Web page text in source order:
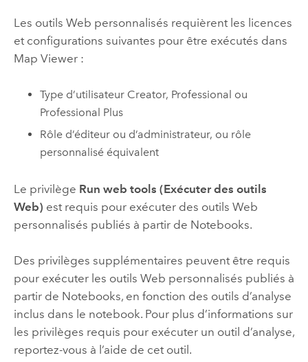
Les outils Web personnalisés requièrent les licences
et configurations suivantes pour être exécutés dans
Map Viewer:
Type d’utilisateur Creator, Professional ou
Professional Plus
Rôle d’éditeur ou d’administrateur, ou rôle
personnalisé équivalent
Le privilège Run web tools (Exécuter des outils
Web) est requis pour exécuter des outils Web
personnalisés publiés à partir de Notebooks.
Des privilèges supplémentaires peuvent être requis
pour exécuter les outils Web personnalisés publiés à
partir de Notebooks, en fonction des outils d’analyse
inclus dans le notebook. Pour plus d’informations sur
les privilèges requis pour exécuter un outil d’analyse,
reportez-vous à l’aide de cet outil.